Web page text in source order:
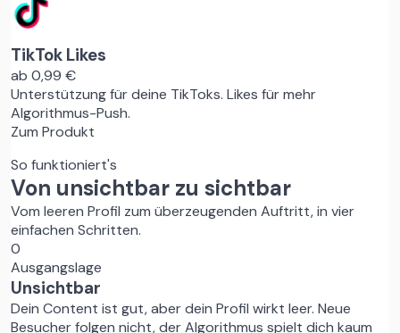
TikTok Likes
ab 0,99 €
Unterstützung für deine TikToks. Likes für mehr
Algorithmus-Push.
Zum Produkt
So funktioniert's
Von unsichtbar zu sichtbar
Vom leeren Profil zum überzeugenden Auftritt, in vier
einfachen Schritten.
0
Ausgangslage
Unsichtbar
Dein Content ist gut, aber dein Profil wirkt leer. Neue
Besucher folgen nicht, der Algorithmus spielt dich kaum